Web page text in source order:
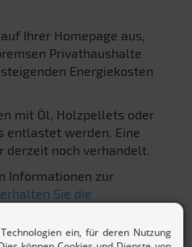
Ihrer Homepage aus,
Privathaushalte
Energiekosten
mit Öl, Holzpellets oder
entlastet werden. Eine
derzeit noch verhandelt.
Informationen zur
erhalten Sie die